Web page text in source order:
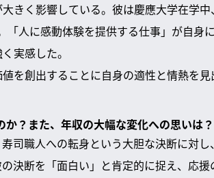
きく影響している。彼は慶應大学在学
人に感動体験を提供する仕事」が自身
実感した。
を創出することに自身の適性と情熱を
？また、年収の大幅な変化への思いは？
司職人への転身という大胆な決断に対
決断を「面白い」と肯定的に捉え、応援